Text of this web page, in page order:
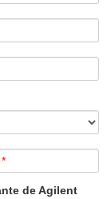
*
de Agilent